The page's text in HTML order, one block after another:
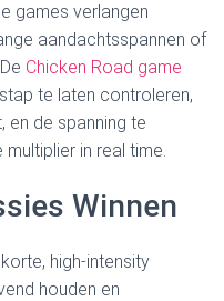
games verlangen
aandachtsspannen of
Chicken Road game
te laten controleren,
en de spanning te
in real time.
Winnen
high‑intensity
houden en